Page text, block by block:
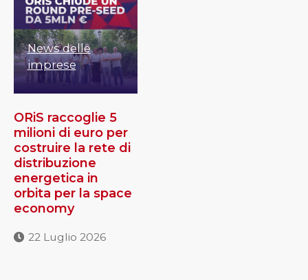
News delle
imprese
ORiS raccoglie 5
milioni di euro per
costruire la rete di
distribuzione
energetica in
orbita per la space
economy
22 Luglio 2026